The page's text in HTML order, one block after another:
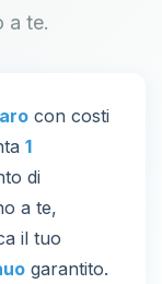
a te.
con costi
1
di
a te,
il tuo
garantito.